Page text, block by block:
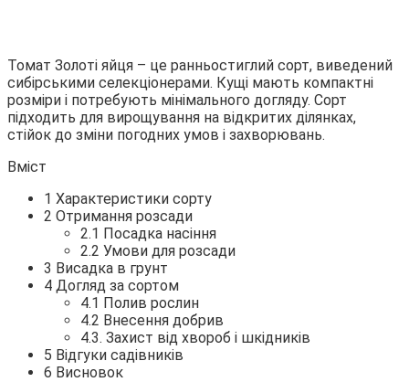
Томат Золоті яйця – це ранньостиглий сорт, виведений
сибірськими селекціонерами. Кущі мають компактні
розміри і потребують мінімального догляду. Сорт
підходить для вирощування на відкритих ділянках,
стійок до зміни погодних умов і захворювань.
Вміст
1 Характеристики сорту
2 Отримання розсади
2.1 Посадка насіння
2.2 Умови для розсади
3 Висадка в грунт
4 Догляд за сортом
4.1 Полив рослин
4.2 Внесення добрив
4.3. Захист від хвороб і шкідників
5 Відгуки садівників
6 Висновок